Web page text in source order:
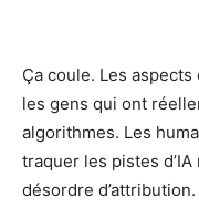
Ça coule. Les
les gens qui ont
algorithmes. Les
traquer les pistes
désordre d’attribution.